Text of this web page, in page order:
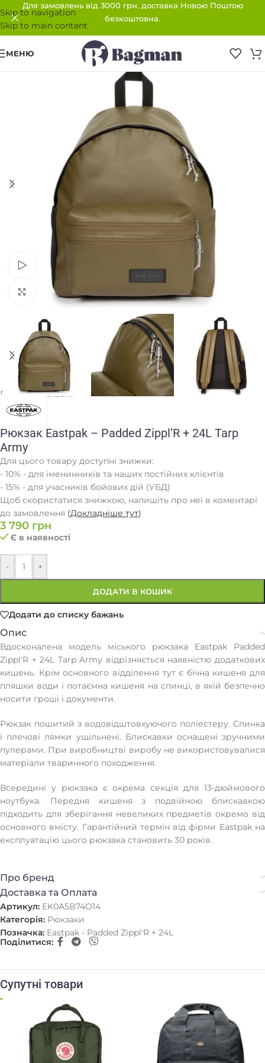
Skip to navigation
Skip to main content
Для замовлень від 3000 грн. доставка Новою Поштою
безкоштовна.
МЕНЮ
Переглянути
Клацніть, щоб збільшити
Головна/Рюкзаки
Рюкзак Eastpak – Padded Zippl’R + 24L Tarp
Army
Для цього товару доступні знижки:
- 10% - для іменинників та наших постійних клієнтів
- 15% - для учасників бойових дій (УБД)
Щоб скористатися знижкою, напишіть про неї в коментарі
до замовлення (Докладніше тут)
3 790 грн
Є в наявності
- +
ДОДАТИ В КОШИК
Додати до списку бажань
Опис
Вдосконалена модель міського рюкзака Eastpak Padded
Zippl'R + 24L Tarp Army відрізняється наявністю додаткових
кишень. Крім основного відділення тут є бічна кишеня для
пляшки води і потаємна кишеня на спинці, в якій безпечно
носити гроші і документи.
Рюкзак пошитий з водовідштовхуючого поліестеру. Спинка
і плечові лямки ущільнені. Блискавки оснащені зручними
пулерами. При виробництві виробу не використовувалися
матеріали тваринного походження.
Всередині у рюкзака є окрема секція для 13-дюймового
ноутбука. Передня кишеня з подвійною блискавкою
підходить для зберігання невеликих предметів окремо від
основного вмісту. Гарантійний термін від фірми Eastpak на
експлуатацію цього рюкзака становить 30 років.
Про бренд
Доставка та Оплата
Артикул: EK0A5B74O14
Категорія: Рюкзаки
Позначка: Eastpak - Padded Zippl'R + 24L
Поділитися:
Супутні товари